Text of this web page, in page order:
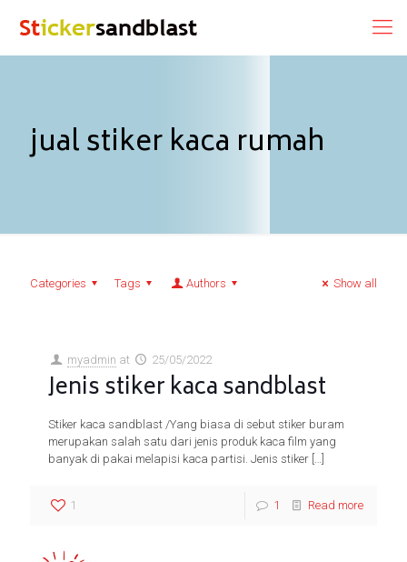
jual stiker kaca rumah
Categories Tags Authors Show all
myadmin at 25/05/2022
Jenis stiker kaca sandblast
Stiker kaca sandblast /Yang biasa di sebut stiker buram
merupakan salah satu dari jenis produk kaca film yang
banyak di pakai melapisi kaca partisi. Jenis stiker […]
1 1 Read more